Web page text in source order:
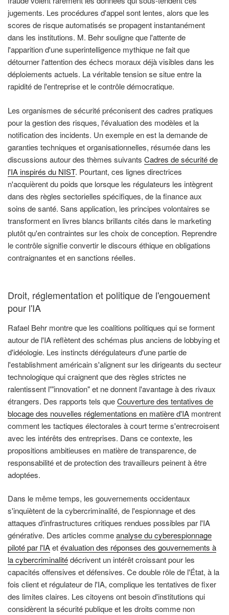
jugements. Les procédures d'appel sont lentes, alors que les
scores de risque automatisés se propagent instantanément
dans les institutions. M. Behr souligne que l'attente de
l'apparition d'une superintelligence mythique ne fait que
détourner l'attention des échecs moraux déjà visibles dans les
déploiements actuels. La véritable tension se situe entre la
rapidité de l'entreprise et le contrôle démocratique.
Les organismes de sécurité préconisent des cadres pratiques
pour la gestion des risques, l'évaluation des modèles et la
notification des incidents. Un exemple en est la demande de
garanties techniques et organisationnelles, résumée dans les
discussions autour des thèmes suivants Cadres de sécurité de
l'IA inspirés du NIST. Pourtant, ces lignes directrices
n'acquièrent du poids que lorsque les régulateurs les intègrent
dans des règles sectorielles spécifiques, de la finance aux
soins de santé. Sans application, les principes volontaires se
transforment en livres blancs brillants cités dans le marketing
plutôt qu'en contraintes sur les choix de conception. Reprendre
le contrôle signifie convertir le discours éthique en obligations
contraignantes et en sanctions réelles.
Droit, réglementation et politique de l'engouement
pour l'IA
Rafael Behr montre que les coalitions politiques qui se forment
autour de l'IA reflètent des schémas plus anciens de lobbying et
d'idéologie. Les instincts dérégulateurs d'une partie de
l'establishment américain s'alignent sur les dirigeants du secteur
technologique qui craignent que des règles strictes ne
ralentissent l'"innovation" et ne donnent l'avantage à des rivaux
étrangers. Des rapports tels queCouverture des tentatives de
blocage des nouvelles réglementations en matière d'IA montrent
comment les tactiques électorales à court terme s'entrecroisent
avec les intérêts des entreprises. Dans ce contexte, les
propositions ambitieuses en matière de transparence, de
responsabilité et de protection des travailleurs peinent à être
adoptées.
Dans le même temps, les gouvernements occidentaux
s'inquiètent de la cybercriminalité, de l'espionnage et des
attaques d'infrastructures critiques rendues possibles par l'IA
générative. Des articles commeanalyse du cyberespionnage
piloté par l'IAetévaluation des réponses des gouvernements à
la cybercriminalitédécrivent un intérêt croissant pour les
capacités offensives et défensives. Ce double rôle de l'État, à la
fois client et régulateur de l'IA, complique les tentatives de fixer
des limites claires. Les citoyens ont besoin d'institutions qui
considèrent la sécurité publique et les droits comme non